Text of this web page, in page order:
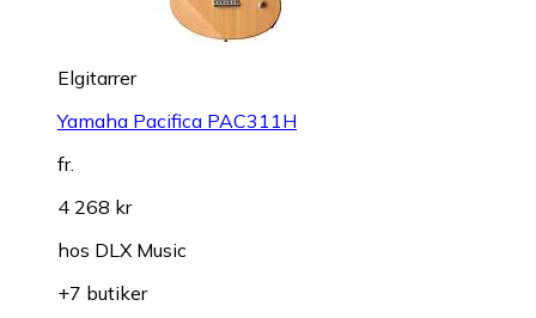
Elgitarrer
Yamaha Pacifica PAC311H
fr.
4 268 kr
hos DLX Music
+7 butiker